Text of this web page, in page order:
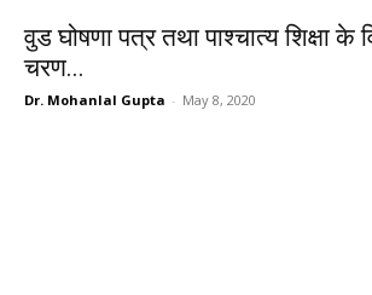
वुड घोषणा पत्र तथा पाश्चात्य शिक्षा के
चरण...
Dr. Mohanlal Gupta - May 8, 2020